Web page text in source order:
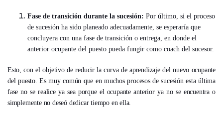
Fase de transición durante la sucesión: Por último, si el proceso
de sucesión ha sido planeado adecuadamente, se esperaría que
concluyera con una fase de transición o entrega, en donde el
anterior ocupante del puesto pueda fungir como coach del sucesor.
Esto, con el objetivo de reducir la curva de aprendizaje del nuevo ocupante
del puesto. Es muy común que en muchos procesos de sucesión esta última
fase no se realice ya sea porque el ocupante anterior ya no se encuentra o
simplemente no deseó dedicar tiempo en ella.